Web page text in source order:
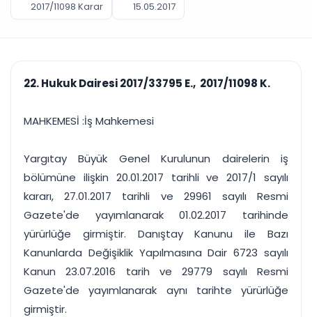
Pano ve Takip
Duruşma ve görev
takvimi
Bildirim
Süreleri asla kaçırmayın
takibi
Tek panelde uçtan uca yönetim
UYAP & UETS entegrasyonundan finansa, hepsi bir arada.
Tüm özellikleri inceleyin Ücretsiz Başlayın
2017/11098 Karar
15.05.2017
22. Hukuk Dairesi 2017/33795 E., 2017/11098 K.
MAHKEMESİ :İş Mahkemesi
Yargıtay Büyük Genel Kurulunun dairelerin iş
bölümüne ilişkin 20.01.2017 tarihli ve 2017/1 sayılı
kararı, 27.01.2017 tarihli ve 29961 sayılı Resmi
Gazete'de yayımlanarak 01.02.2017 tarihinde
yürürlüğe girmiştir. Danıştay Kanunu ile Bazı
Kanunlarda Değişiklik Yapılmasına Dair 6723 sayılı
Kanun 23.07.2016 tarih ve 29779 sayılı Resmi
Gazete'de yayımlanarak aynı tarihte yürürlüğe
girmiştir.